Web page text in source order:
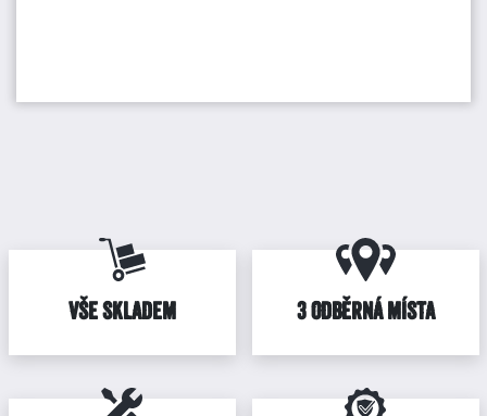
VŠE SKLADEM 3 ODBĚRNÁ MÍSTA